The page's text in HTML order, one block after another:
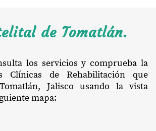
de Tomatlán.
los servicios y comprueba la
Clínicas de Rehabilitación que
Jalisco usando la vista
mapa: